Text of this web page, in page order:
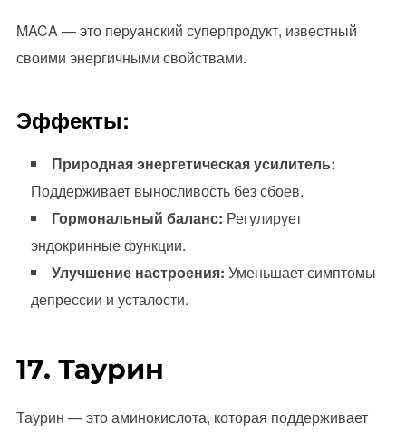
MACA — это перуанский суперпродукт, известный
своими энергичными свойствами.
Эффекты:
Природная энергетическая усилитель:
Поддерживает выносливость без сбоев.
Гормональный баланс: Регулирует
эндокринные функции.
Улучшение настроения: Уменьшает симптомы
депрессии и усталости.
17. Таурин
Таурин — это аминокислота, которая поддерживает